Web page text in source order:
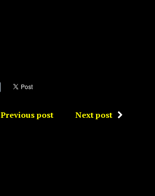
Previous post Next post